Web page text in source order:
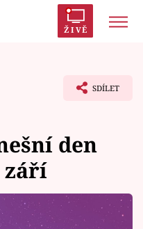
ŽIVĚ
SDÍLET
den
září